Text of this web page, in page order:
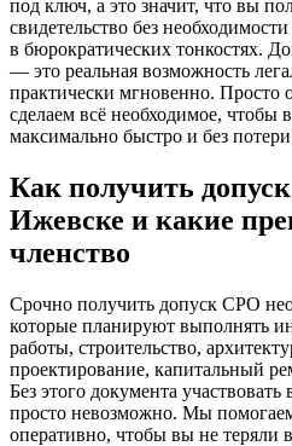
под ключ, а это значит, что вы
свидетельство без
в бюрократических тонкостях.
— это реальная возможность
практически мгновенно. Просто
сделаем всё необходимое,
максимально быстро и без
Как получить
Ижевске и какие
членство
Срочно получить допуск СРО
которые планируют выполнять
работы, строительство,
проектирование, капитальный
Без этого документа
просто невозможно. Мы
оперативно, чтобы вы не теряли